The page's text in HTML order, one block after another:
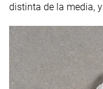
distinta de la media,